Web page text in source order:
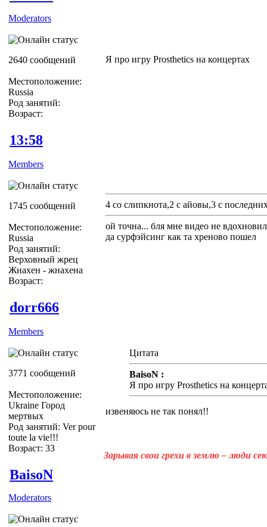
Moderators
2640 сообщений
Местоположение:
Russia
Род занятий:
Возраст:
Я про игру Prosthetics на концертах
13:58
Members
1745 сообщений
Местоположение:
Russia
Род занятий:
Верховный жрец
Жнахен - жнахена
Возраст:
4 со слипкнота,2 с айовы,3 с
ой точна... бля мне видео не
да сурфэйсинг как та хреново пошел
dorr666
Members
3771 сообщений
Местоположение:
Ukraine Город
мертвых
Род занятий: Ver pour
toute la vie!!!
Возраст: 33
Цитата
BaisoN :
Я про игру Prosthetics на
извеняюсь не так понял!!
Зарывая свои грехи в землю – люди
BaisoN
Moderators